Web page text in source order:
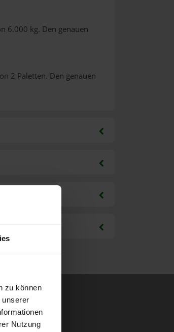
zu können
unserer
Nutzung
6.000 kg. Den genauen
2 Paletten. Den genauen